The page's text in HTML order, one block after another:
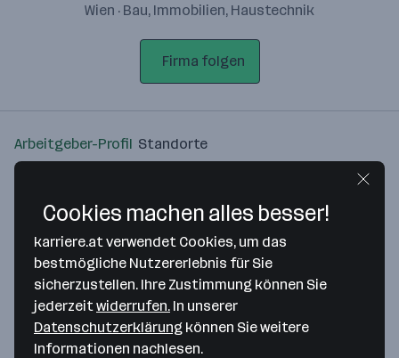
Wien · Bau, Immobilien, Haustechnik
Firma folgen
Arbeitgeber-Profil Standorte
Bitte stimme unseren Cookie-
Richtlinien zu, um diese Karte
anzuzeigen.
Cookies machen alles besser!
karriere.at verwendet Cookies, um das
bestmögliche Nutzererlebnis für Sie
sicherzustellen. Ihre Zustimmung können Sie
jederzeitwiderrufen. In unserer
Datenschutzerklärung können Sie weitere
Informationen nachlesen.